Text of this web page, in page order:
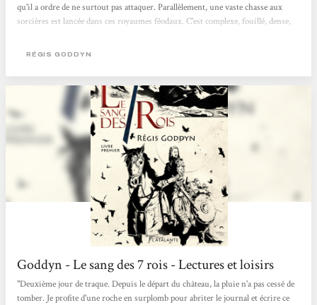
qu'il a ordre de ne surtout pas attaquer. Parallèlement, une vaste chasse aux
sorcières est lancée dans ces royaumes féodaux. C'est complexe, fouillé, dense,
RÉGIS GODDYN
Goddyn - Le sang des 7 rois - Lectures et loisirs
"Deuxième jour de traque. Depuis le départ du château, la pluie n'a pas cessé de
tomber. Je profite d'une roche en surplomb pour abriter le journal et écrire ce